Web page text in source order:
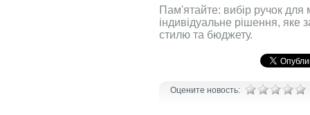
Пам'ятайте: вибір ручок для
індивідуальне рішення, яке
стилю та бюджету.
Оцените новость: